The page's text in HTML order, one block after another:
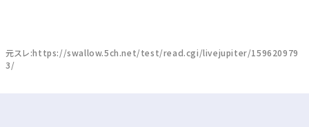
元スレ:https://swallow.5ch.net/test/read.cgi/livejupiter/159620979
3/